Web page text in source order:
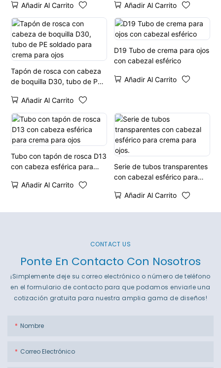
Añadir Al Carrito
Añadir Al Carrito
Tapón de rosca con cabeza
de boquilla D30, tubo de PE
Añadir Al Carrito
D19 Tubo de crema para ojos
con cabezal esférico
Añadir Al Carrito
Tubo con tapón de rosca D13
con cabeza esférica para
Añadir Al Carrito
Serie de tubos transparentes
con cabezal esférico para
Añadir Al Carrito
CONTACT US
Ponte En Contacto Con Nosotros
¡Simplemente deje su correo electrónico o número de teléfono
en el formulario de contacto para que podamos enviarle una
cotización gratuita para nuestra amplia gama de diseños!
Nombre
Correo Electrónico